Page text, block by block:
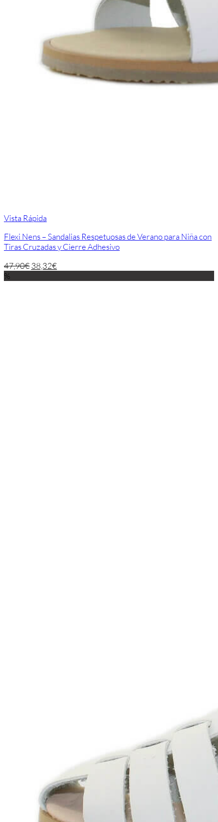
Vista Rápida
Flexi Nens – Sandalias Respetuosas de Verano para Niña con
Tiras Cruzadas y Cierre Adhesivo
47,90€38,32€
%